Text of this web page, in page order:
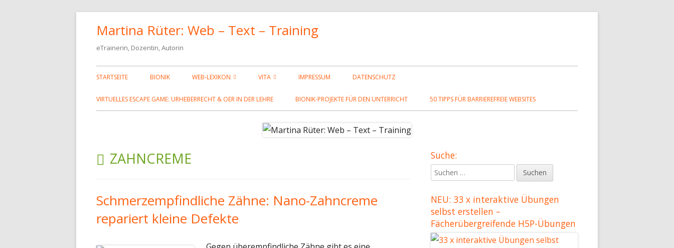
Martina Rüter: Web – Text – Training
eTrainerin, Dozentin, Autorin
Primäres
Menü
STARTSEITE BIONIK WEB-LEXIKON
HTML-TAGS
FEHLERSEITEN
HTML, CSS UND JAVASCRIPT
VITA
WERKE
IMPRESSUM DATENSCHUTZ
VIRTUELLES ESCAPE GAME: URHEBERRECHT & OER IN DER LEHRE BIONIK-PROJEKTE FÜR DEN UNTERRICHT 50 TIPPS FÜR BARRIEREFREIE WEBSITES
SCHLAGWORT:
ZAHNCREME
Schmerzempfindliche Zähne: Nano-Zahncreme
repariert kleine Defekte
Haupt-
Seitenleiste
Suche:
Suchen
nach:
NEU: 33 x interaktive Übungen
selbst erstellen –
Fächerübergreifende H5P-Übungen